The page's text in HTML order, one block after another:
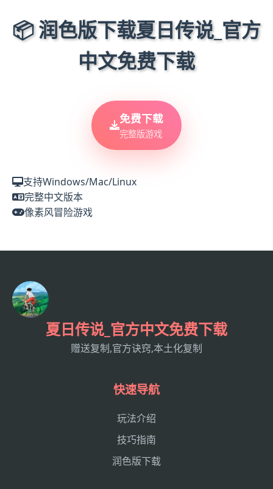
📦 润色版下载夏日传说_官方
中文免费下载
免费下载
完整版游戏
支持Windows/Mac/Linux
完整中文版本
像素风冒险游戏
夏日传说_官方中文免费下载
赠送复制,官方诀窍,本土化复制
快速导航
玩法介绍
技巧指南
润色版下载